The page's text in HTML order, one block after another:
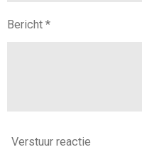
Bericht *
Verstuur reactie